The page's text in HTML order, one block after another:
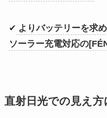
✔︎ よりバッテリーを求
ソーラー充電対応の
直射日光での見え